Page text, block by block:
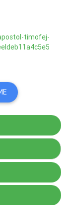
timofej-